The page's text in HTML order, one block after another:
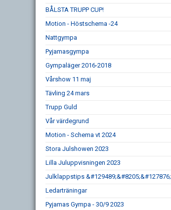
BÅLSTA TRUPP CUP!
Motion - Höstschema -24
Nattgympa
Pyjamasgympa
Gympaläger 2016-2018
Vårshow 11 maj
Tävling 24 mars
Trupp Guld
Vår värdegrund
Motion - Schema vt 2024
Stora Julshowen 2023
Lilla Juluppvisningen 2023
Julklappstips &#129489;&#8205;&#127876;
Ledarträningar
Pyjamas Gympa - 30/9 2023